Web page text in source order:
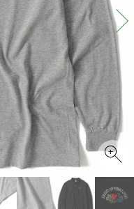
ファッショングッズ
レイングッズ
レイングッズ